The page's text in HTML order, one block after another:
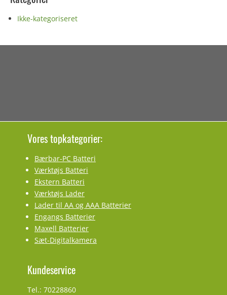
Ikke-kategoriseret
Vores topkategorier:
Bærbar-PC Batteri
Værktøjs Batteri
Ekstern Batteri
Værktøjs Lader
Lader til AA og AAA Batterier
Engangs Batterier
Maxell Batterier
Sæt-Digitalkamera
Kundeservice
Tel.: 70228860